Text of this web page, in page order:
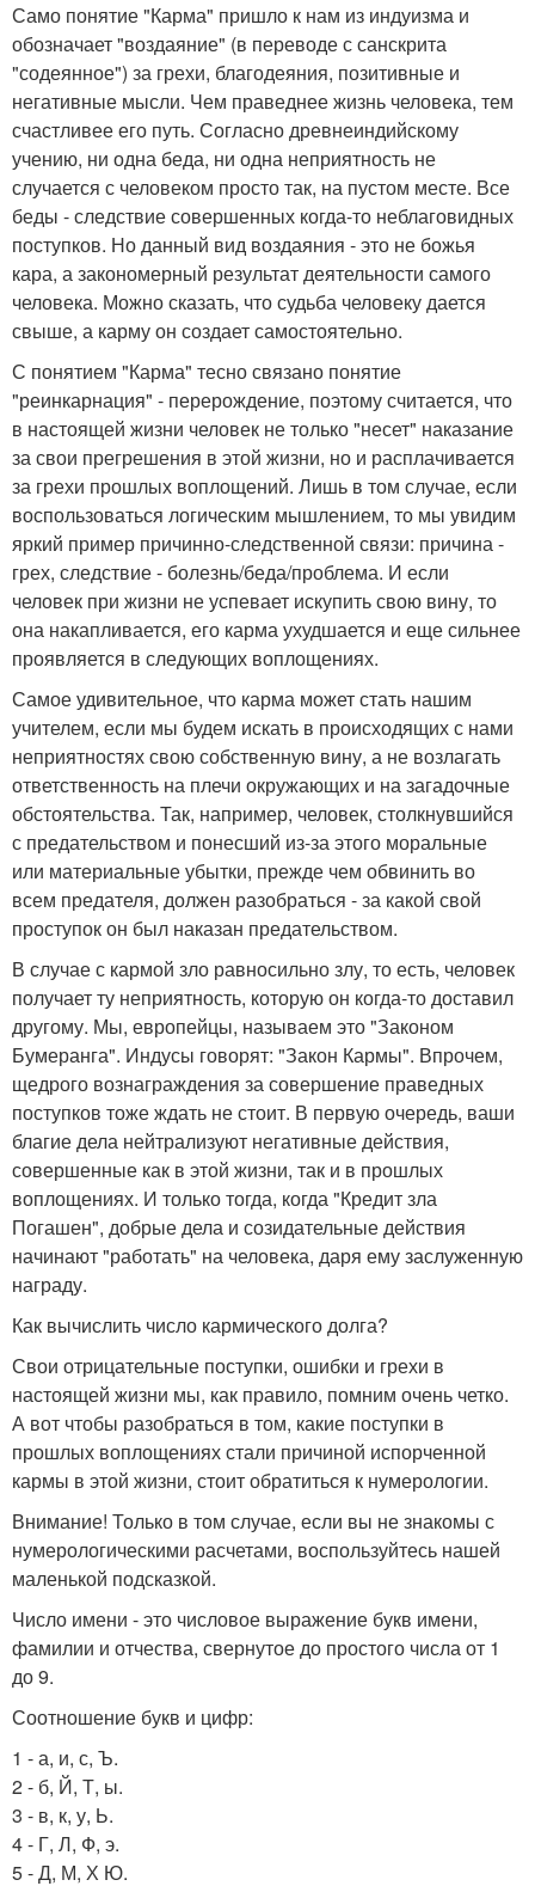
Само понятие "Карма" пришло к нам из индуизма и
обозначает "воздаяние" (в переводе с санскрита
"содеянное") за грехи, благодеяния, позитивные и
негативные мысли. Чем праведнее жизнь человека, тем
счастливее его путь. Согласно древнеиндийскому
учению, ни одна беда, ни одна неприятность не
случается с человеком просто так, на пустом месте. Все
беды - следствие совершенных когда-то неблаговидных
поступков. Но данный вид воздаяния - это не божья
кара, а закономерный результат деятельности самого
человека. Можно сказать, что судьба человеку дается
свыше, а карму он создает самостоятельно.
С понятием "Карма" тесно связано понятие
"реинкарнация" - перерождение, поэтому считается, что
в настоящей жизни человек не только "несет" наказание
за свои прегрешения в этой жизни, но и расплачивается
за грехи прошлых воплощений. Лишь в том случае, если
воспользоваться логическим мышлением, то мы увидим
яркий пример причинно-следственной связи: причина -
грех, следствие - болезнь/беда/проблема. И если
человек при жизни не успевает искупить свою вину, то
она накапливается, его карма ухудшается и еще сильнее
проявляется в следующих воплощениях.
Самое удивительное, что карма может стать нашим
учителем, если мы будем искать в происходящих с нами
неприятностях свою собственную вину, а не возлагать
ответственность на плечи окружающих и на загадочные
обстоятельства. Так, например, человек, столкнувшийся
с предательством и понесший из-за этого моральные
или материальные убытки, прежде чем обвинить во
всем предателя, должен разобраться - за какой свой
проступок он был наказан предательством.
В случае с кармой зло равносильно злу, то есть, человек
получает ту неприятность, которую он когда-то доставил
другому. Мы, европейцы, называем это "Законом
Бумеранга". Индусы говорят: "Закон Кармы". Впрочем,
щедрого вознаграждения за совершение праведных
поступков тоже ждать не стоит. В первую очередь, ваши
благие дела нейтрализуют негативные действия,
совершенные как в этой жизни, так и в прошлых
воплощениях. И только тогда, когда "Кредит зла
Погашен", добрые дела и созидательные действия
начинают "работать" на человека, даря ему заслуженную
награду.
Как вычислить число кармического долга?
Свои отрицательные поступки, ошибки и грехи в
настоящей жизни мы, как правило, помним очень четко.
А вот чтобы разобраться в том, какие поступки в
прошлых воплощениях стали причиной испорченной
кармы в этой жизни, стоит обратиться к нумерологии.
Внимание! Только в том случае, если вы не знакомы с
нумерологическими расчетами, воспользуйтесь нашей
маленькой подсказкой.
Число имени - это числовое выражение букв имени,
фамилии и отчества, свернутое до простого числа от 1
до 9.
Соотношение букв и цифр:
1 - а, и, с, Ъ.
2 - б, Й, Т, ы.
3 - в, к, у, Ь.
4 - Г, Л, Ф, э.
5 - Д, М, Х Ю.